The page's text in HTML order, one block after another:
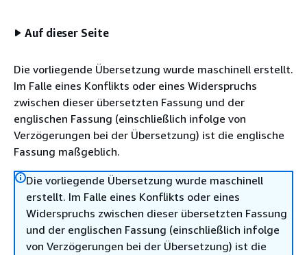
Auf dieser Seite
Die vorliegende Übersetzung wurde maschinell erstellt.
Im Falle eines Konflikts oder eines Widerspruchs
zwischen dieser übersetzten Fassung und der
englischen Fassung (einschließlich infolge von
Verzögerungen bei der Übersetzung) ist die englische
Fassung maßgeblich.
Die vorliegende Übersetzung wurde maschinell
erstellt. Im Falle eines Konflikts oder eines
Widerspruchs zwischen dieser übersetzten Fassung
und der englischen Fassung (einschließlich infolge
von Verzögerungen bei der Übersetzung) ist die